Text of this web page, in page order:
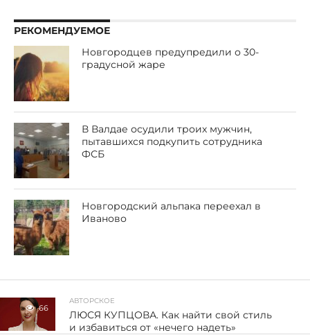
РЕКОМЕНДУЕМОЕ
Новгородцев предупредили о 30-
градусной жаре
В Валдае осудили троих мужчин,
пытавшихся подкупить сотрудника
ФСБ
Новгородский альпака переехал в
Иваново
66
АВТОРСКОЕ
ЛЮСЯ КУПЦОВА. Как найти свой стиль
и избавиться от «нечего надеть»